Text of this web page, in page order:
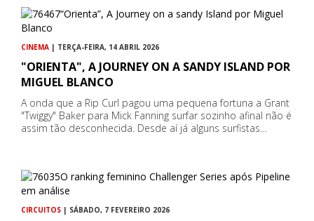
CINEMA | TERÇA-FEIRA, 14 ABRIL 2026
"ORIENTA", A JOURNEY ON A SANDY ISLAND POR
MIGUEL BLANCO
A onda que a Rip Curl pagou uma pequena fortuna a Grant
"Twiggy" Baker para Mick Fanning surfar sozinho afinal não é
assim tão desconhecida. Desde aí já alguns surfistas…
CIRCUITOS | SÁBADO, 7 FEVEREIRO 2026